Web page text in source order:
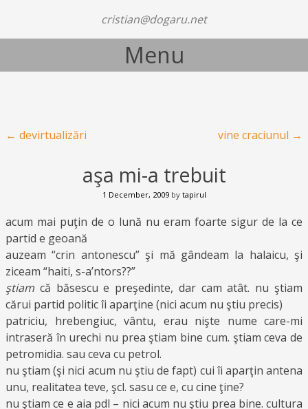
cristian@dogaru.net
Menu
Post navigation
← devirtualizări vine craciunul →
aşa mi-a trebuit
1 December, 2009by tapirul
acum mai puţin de o lună nu eram foarte sigur de la ce
partid e geoană
auzeam “crin antonescu” şi mă gândeam la halaicu, şi
ziceam “haiti, s-a’ntors??”
ştiam că băsescu e preşedinte, dar cam atât. nu ştiam
cărui partid politic îi aparţine (nici acum nu ştiu precis)
patriciu, hrebengiuc, vântu, erau nişte nume care-mi
intraseră în urechi nu prea ştiam bine cum. ştiam ceva de
petromidia. sau ceva cu petrol.
nu ştiam (şi nici acum nu ştiu de fapt) cui îi aparţin antena
unu, realitatea teve, şcl. sasu ce e, cu cine ţine?
nu ştiam ce e aia pdl – nici acum nu ştiu prea bine. cultura